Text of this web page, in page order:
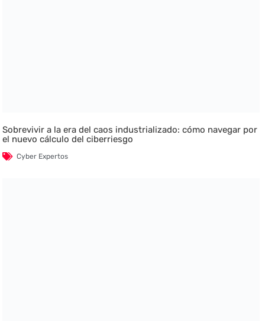
Sobrevivir a la era del caos industrializado: cómo navegar por
el nuevo cálculo del ciberriesgo
Cyber Expertos